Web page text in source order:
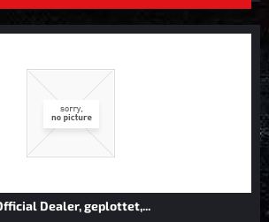
Dealer, geplottet,...